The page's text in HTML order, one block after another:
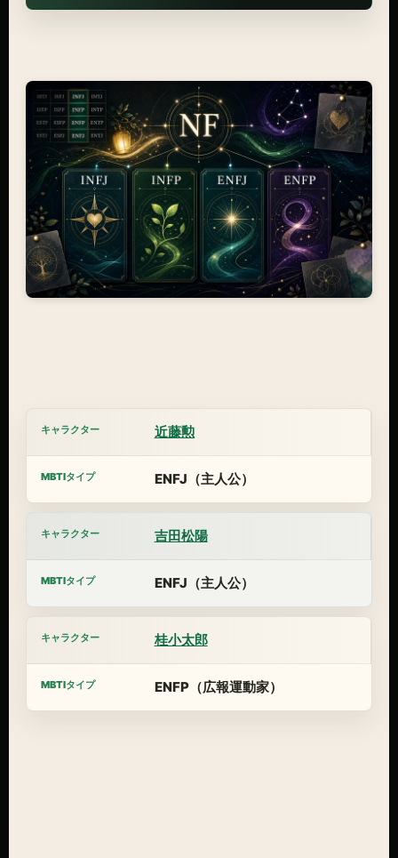
近藤勲
ENFJ（主人公）
吉田松陽
ENFJ（主人公）
桂小太郎
ENFP（広報運動家）